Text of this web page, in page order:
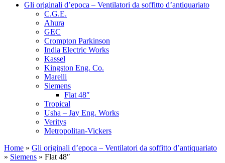
Gli originali d’epoca – Ventilatori da soffitto d’antiquariato
C.G.E.
Ahura
GEC
Crompton Parkinson
India Electric Works
Kassel
Kingston Eng. Co.
Marelli
Siemens
Flat 48″
Tropical
Usha – Jay Eng. Works
Veritys
Metropolitan-Vickers
Home » Gli originali d’epoca – Ventilatori da soffitto d’antiquariato
» Siemens » Flat 48″